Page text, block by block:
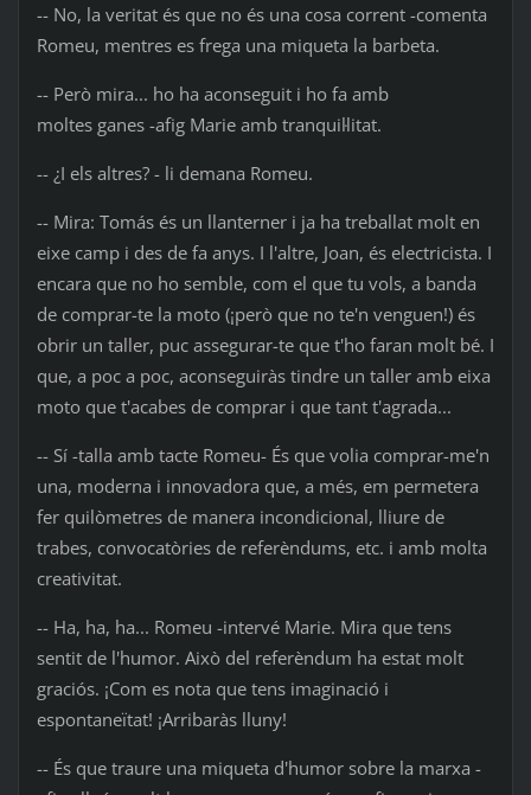
-- No, la veritat és que no és una cosa corrent -comenta
Romeu, mentres es frega una miqueta la barbeta.
-- Però mira... ho ha aconseguit i ho fa amb
moltes ganes -afig Marie amb tranquil·litat.
-- ¿I els altres? - li demana Romeu.
-- Mira: Tomás és un llanterner i ja ha treballat molt en
eixe camp i des de fa anys. I l'altre, Joan, és electricista. I
encara que no ho semble, com el que tu vols, a banda
de comprar-te la moto (¡però que no te'n venguen!) és
obrir un taller, puc assegurar-te que t'ho faran molt bé. I
que, a poc a poc, aconseguiràs tindre un taller amb eixa
moto que t'acabes de comprar i que tant t'agrada...
-- Sí -talla amb tacte Romeu- És que volia comprar-me'n
una, moderna i innovadora que, a més, em permetera
fer quilòmetres de manera incondicional, lliure de
trabes, convocatòries de referèndums, etc. i amb molta
creativitat.
-- Ha, ha, ha... Romeu -intervé Marie. Mira que tens
sentit de l'humor. Això del referèndum ha estat molt
graciós. ¡Com es nota que tens imaginació i
espontaneïtat! ¡Arribaràs lluny!
-- És que traure una miqueta d'humor sobre la marxa -